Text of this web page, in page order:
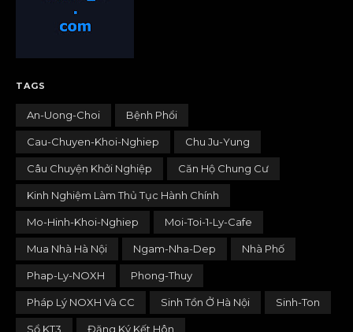
TAGS
An-Uong-Choi Bệnh Phổi
Cau-Chuyen-Khoi-Nghiep Chu Ju-Yung
Câu Chuyện Khởi Nghiệp Căn Hộ Chung Cư
Kinh Nghiệm Làm Thủ Tục Hành Chính
Mo-Hinh-Khoi-Nghiep Moi-Toi-1-Ly-Cafe
Mua Nhà Hà Nội Ngam-Nha-Dep Nhà Phố
Phap-Ly-NOXH Phong-Thuy
Pháp Lý NOXH Và CC Sinh Tồn Ở Hà Nội Sinh-Ton
Sổ KT3 Đăng Ký Kết Hôn